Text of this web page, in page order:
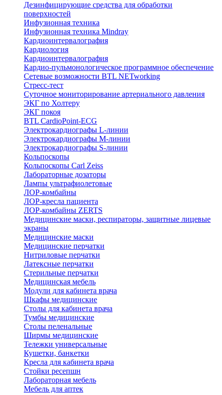
Дезинфицирующие средства для обработки
поверхностей
Инфузионная техника
Инфузионная техника Mindray
Кардиоинтервалография
Кардиология
Кардиоинтервалография
Кардио-пульмонологическое программное обеспечение
Сетевые возможности BTL NETworking
Стресс-тест
Суточное мониторирование артериального давления
ЭКГ по Холтеру
ЭКГ покоя
BTL CardioPoint-ECG
Электрокардиографы L-линии
Электрокардиографы M-линии
Электрокардиографы S-линии
Кольпоскопы
Кольпоскопы Carl Zeiss
Лабораторные дозаторы
Лампы ультрафиолетовые
ЛОР-комбайны
ЛОР-кресла пациента
ЛОР-комбайны ZERTS
Медицинские маски, респираторы, защитные лицевые
экраны
Медицинские маски
Медицинские перчатки
Нитриловые перчатки
Латексные перчатки
Стерильные перчатки
Медицинская мебель
Модули для кабинета врача
Шкафы медицинские
Столы для кабинета врача
Тумбы медицинские
Столы пеленальные
Ширмы медицинские
Тележки универсальные
Кушетки, банкетки
Кресла для кабинета врача
Стойки ресепшн
Лабораторная мебель
Мебель для аптек